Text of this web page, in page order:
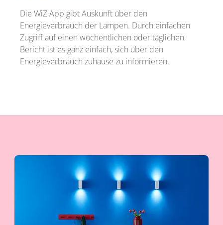
Die WiZ App gibt Auskunft über den
Energieverbrauch der Lampen. Durch einfachen
Zugriff auf einen wöchentlichen oder täglichen
Bericht ist es ganz einfach, sich über den
Energieverbrauch zuhause zu informieren.